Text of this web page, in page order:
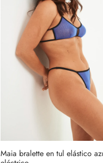
opciones
se
pueden
elegir
en
la
página
producto
Maia bralette en tul elástico